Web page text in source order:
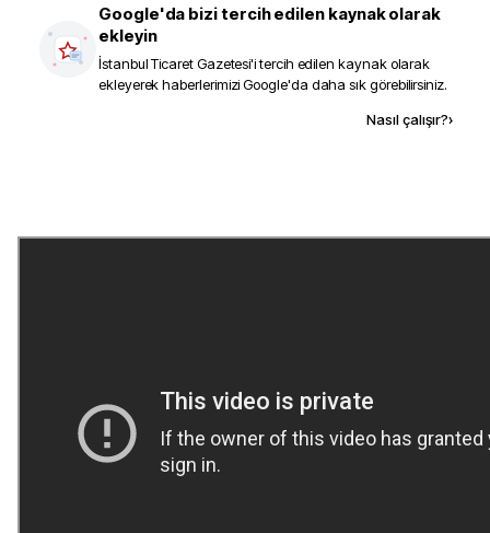
Google'da bizi tercih edilen kaynak olarak
ekleyin
İstanbul Ticaret Gazetesi'i tercih edilen kaynak olarak
ekleyerek haberlerimizi Google'da daha sık görebilirsiniz.
Nasıl çalışır?›